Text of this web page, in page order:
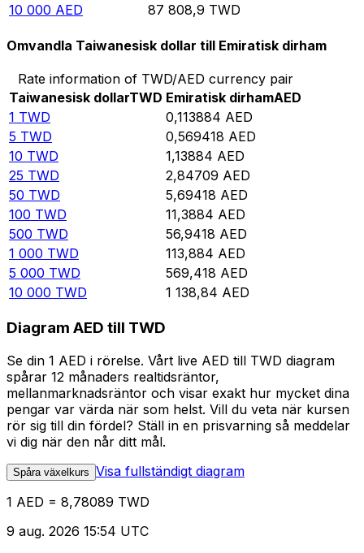
10 000 AED 87 808,9 TWD
Omvandla Taiwanesisk dollar till Emiratisk dirham
Rate information of TWD/AED currency pair
Taiwanesisk dollarTWD Emiratisk dirhamAED
1 TWD 0,113884 AED
5 TWD 0,569418 AED
10 TWD 1,13884 AED
25 TWD 2,84709 AED
50 TWD 5,69418 AED
100 TWD 11,3884 AED
500 TWD 56,9418 AED
1 000 TWD 113,884 AED
5 000 TWD 569,418 AED
10 000 TWD 1 138,84 AED
Diagram AED till TWD
Se din 1 AED i rörelse. Vårt live AED till TWD diagram
spårar 12 månaders realtidsräntor,
mellanmarknadsräntor och visar exakt hur mycket dina
pengar var värda när som helst. Vill du veta när kursen
rör sig till din fördel? Ställ in en prisvarning så meddelar
vi dig när den når ditt mål.
Spåra växelkurs Visa fullständigt diagram
1 AED = 8,78089 TWD
9 aug. 2026 15:54 UTC